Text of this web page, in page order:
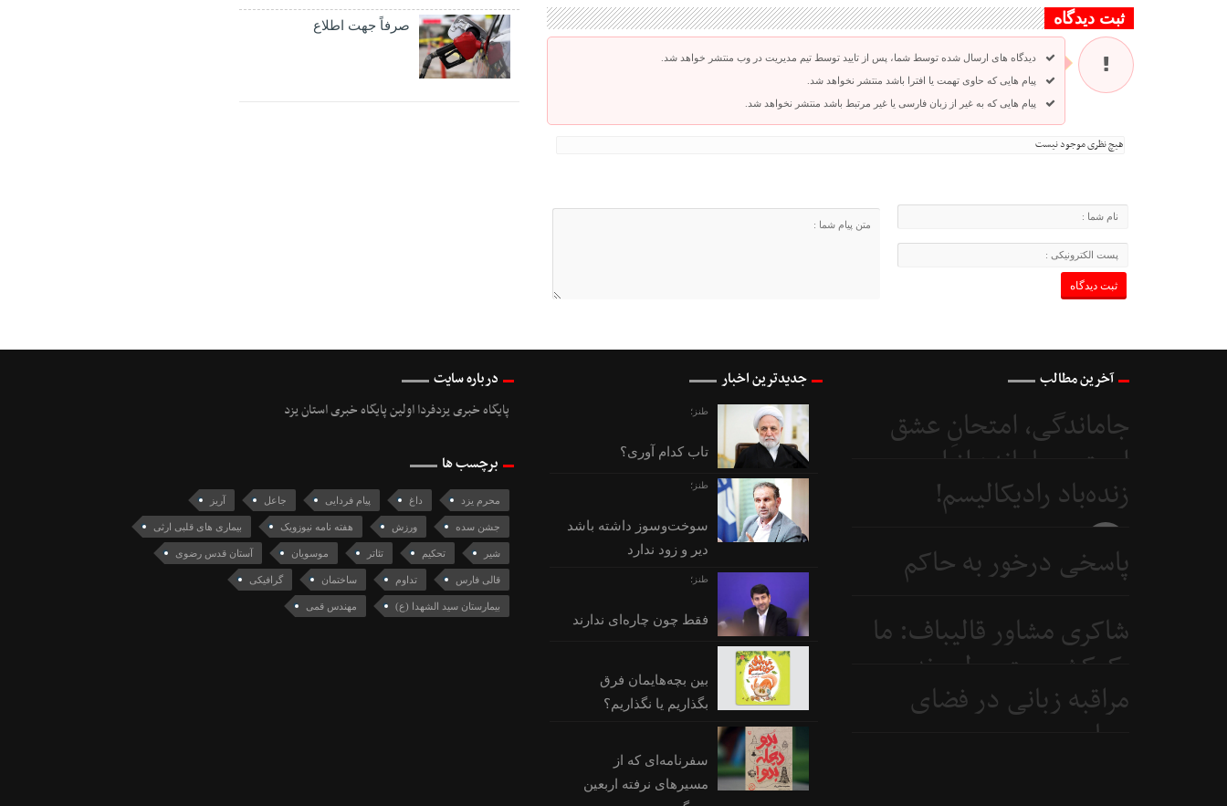
ثبت دیدگاه
دیدگاه های ارسال شده توسط شما، پس از تایید توسط تیم مدیریت در وب منتشر خواهد شد.
پیام هایی که حاوی تهمت یا افترا باشد منتشر نخواهد شد.
پیام هایی که به غیر از زبان فارسی یا غیر مرتبط باشد منتشر نخواهد شد.
هیچ نظری موجود نیست
صرفاً جهت اطلاع
آخرین مطالب
جاماندگی، امتحانِ عشق
است و جامانده از اربعین...
4 روز
زنده‌باد رادیکالیسم!
پاسخی درخور به حاکم
6 روز
شاکری مشاور قالیباف: ما
یک‌کشور متوسطیم نه
ابرقدرت
مراقبه زبانی در فضای
سیاسی
جدیدترین اخبار
طنز؛
تاب کدام آوری؟
طنز؛
سوخت‌وسوز داشته باشد
دیر و زود ندارد
طنز؛
فقط چون چاره‌ای ندارند
بین بچه‌هایمان فرق
بگذاریم یا نگذاریم؟
سفرنامه‌ای که از
مسیرهای نرفته اربعین
درباره سایت
پایگاه خبری یزدفردا اولین پایگاه خبری استان یزد
برچسب ها
محرم یزد داغ پیام فردایی جاعل آریز
جشن سده ورزش هفته نامه نیوزویک بیماری های قلبی ارثی
شیر تحکیم تئاتر موسویان آستان قدس رضوی
قالی فارس تداوم ساختمان گرافیکی
بیمارستان سید الشهدا (ع) مهندس قمی